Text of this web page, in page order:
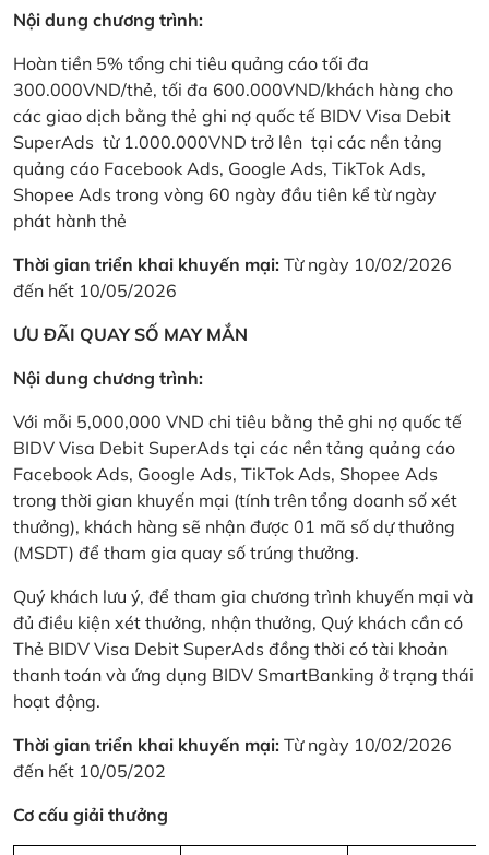
Nội dung chương trình:
Hoàn tiền 5% tổng chi tiêu quảng cáo tối đa
300.000VND/thẻ, tối đa 600.000VND/khách hàng cho
các giao dịch bằng thẻ ghi nợ quốc tế BIDV Visa Debit
SuperAds từ 1.000.000VND trở lên tại các nền tảng
quảng cáo Facebook Ads, Google Ads, TikTok Ads,
Shopee Ads trong vòng 60 ngày đầu tiên kể từ ngày
phát hành thẻ
Thời gian triển khai khuyến mại: Từ ngày 10/02/2026
đến hết 10/05/2026
ƯU ĐÃI QUAY SỐ MAY MẮN
Nội dung chương trình:
Với mỗi 5,000,000 VND chi tiêu bằng thẻ ghi nợ quốc tế
BIDV Visa Debit SuperAds tại các nền tảng quảng cáo
Facebook Ads, Google Ads, TikTok Ads, Shopee Ads
trong thời gian khuyến mại (tính trên tổng doanh số xét
thưởng), khách hàng sẽ nhận được 01 mã số dự thưởng
(MSDT) để tham gia quay số trúng thưởng.
Quý khách lưu ý, để tham gia chương trình khuyến mại và
đủ điều kiện xét thưởng, nhận thưởng, Quý khách cần có
Thẻ BIDV Visa Debit SuperAds đồng thời có tài khoản
thanh toán và ứng dụng BIDV SmartBanking ở trạng thái
hoạt động.
Thời gian triển khai khuyến mại: Từ ngày 10/02/2026
đến hết 10/05/202
Cơ cấu giải thưởng